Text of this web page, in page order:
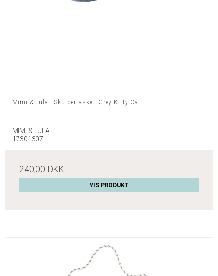
Mimi & Lula - Skuldertaske - Grey Kitty Cat
MIMI & LULA
17301307
240,00 DKK
VIS PRODUKT